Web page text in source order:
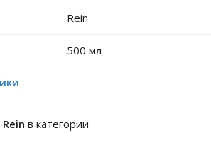
Rein
500 мл
Rein в категории